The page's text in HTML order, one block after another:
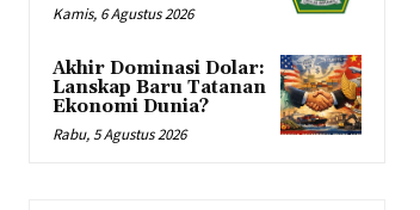
Kamis, 6 Agustus 2026
Akhir Dominasi Dolar:
Lanskap Baru Tatanan
Ekonomi Dunia?
Rabu, 5 Agustus 2026